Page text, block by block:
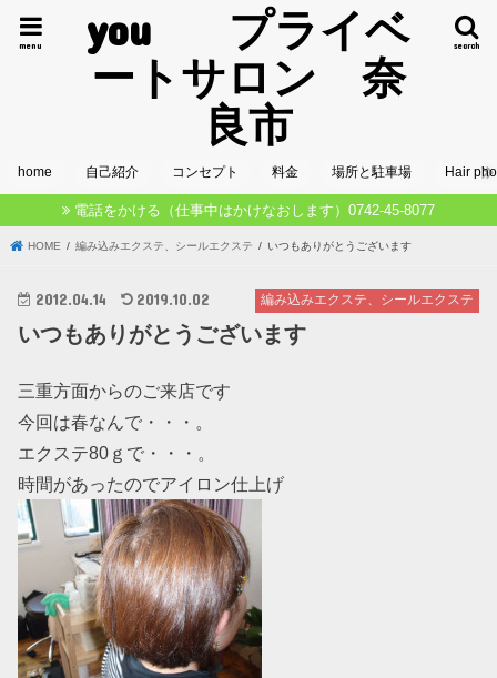
you プライベ
ートサロン 奈
良市
search
menu
home 自己紹介 コンセプト 料金 場所と駐車場 Hair
電話をかける（仕事中はかけなおします）0742-45-8077
HOME 編み込みエクステ、シールエクステ いつもありがとうございます
編み込みエクステ、シールエクステ
2012.04.14 2019.10.02
いつもありがとうございます
三重方面からのご来店です
今回は春なんで・・・。
エクステ80ｇで・・・。
時間があったのでアイロン仕上げ